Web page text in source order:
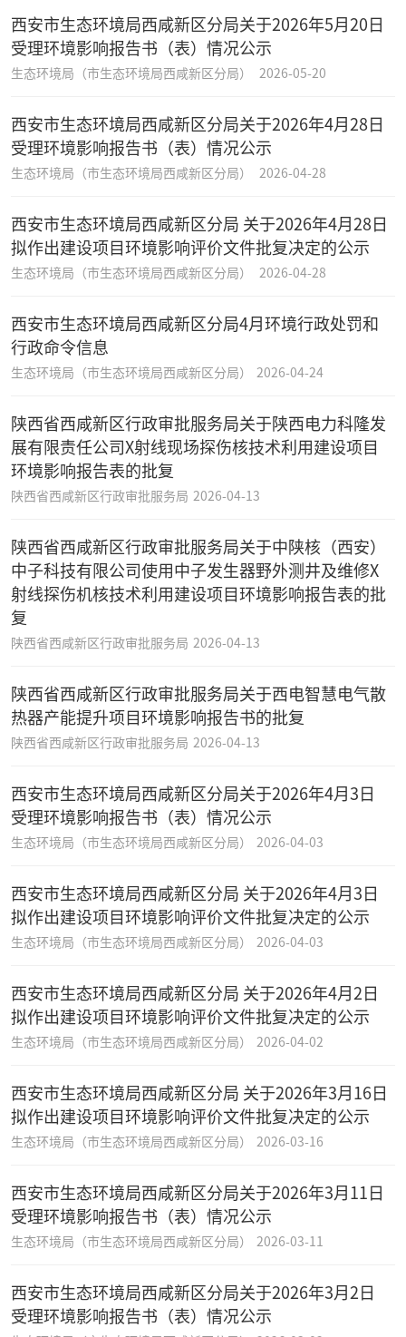
西安市生态环境局西咸新区分局关于2026年5月20日
受理环境影响报告书（表）情况公示
生态环境局（市生态环境局西咸新区分局） 2026-05-20
西安市生态环境局西咸新区分局关于2026年4月28日
受理环境影响报告书（表）情况公示
生态环境局（市生态环境局西咸新区分局） 2026-04-28
西安市生态环境局西咸新区分局 关于2026年4月28日
拟作出建设项目环境影响评价文件批复决定的公示
生态环境局（市生态环境局西咸新区分局） 2026-04-28
西安市生态环境局西咸新区分局4月环境行政处罚和
行政命令信息
生态环境局（市生态环境局西咸新区分局） 2026-04-24
陕西省西咸新区行政审批服务局关于陕西电力科隆发
展有限责任公司X射线现场探伤核技术利用建设项目
环境影响报告表的批复
陕西省西咸新区行政审批服务局 2026-04-13
陕西省西咸新区行政审批服务局关于中陕核（西安）
中子科技有限公司使用中子发生器野外测井及维修X
射线探伤机核技术利用建设项目环境影响报告表的批
复
陕西省西咸新区行政审批服务局 2026-04-13
陕西省西咸新区行政审批服务局关于西电智慧电气散
热器产能提升项目环境影响报告书的批复
陕西省西咸新区行政审批服务局 2026-04-13
西安市生态环境局西咸新区分局关于2026年4月3日
受理环境影响报告书（表）情况公示
生态环境局（市生态环境局西咸新区分局） 2026-04-03
西安市生态环境局西咸新区分局 关于2026年4月3日
拟作出建设项目环境影响评价文件批复决定的公示
生态环境局（市生态环境局西咸新区分局） 2026-04-03
西安市生态环境局西咸新区分局 关于2026年4月2日
拟作出建设项目环境影响评价文件批复决定的公示
生态环境局（市生态环境局西咸新区分局） 2026-04-02
西安市生态环境局西咸新区分局 关于2026年3月16日
拟作出建设项目环境影响评价文件批复决定的公示
生态环境局（市生态环境局西咸新区分局） 2026-03-16
西安市生态环境局西咸新区分局关于2026年3月11日
受理环境影响报告书（表）情况公示
生态环境局（市生态环境局西咸新区分局） 2026-03-11
西安市生态环境局西咸新区分局关于2026年3月2日
受理环境影响报告书（表）情况公示